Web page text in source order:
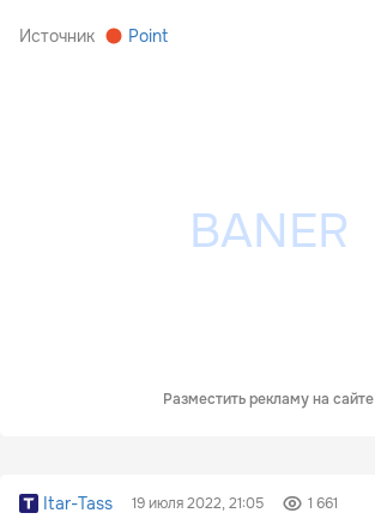
Источник Point
Разместить рекламу на сайте
Itar-Tass 19 июля 2022, 21:05 1 661